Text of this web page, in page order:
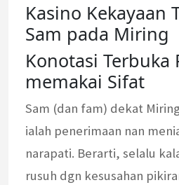
Kasino Kekayaan
Sam pada Miring
Konotasi Terbuka
memakai Sifat
Sam (dan fam) dekat
ialah penerimaan nan
narapati. Berarti, selalu
rusuh dgn kesusahan